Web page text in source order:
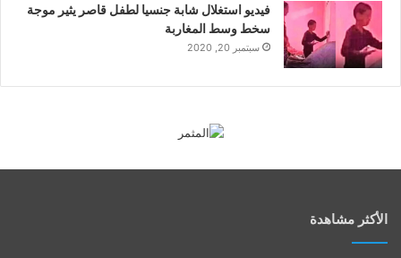
فيديو استغلال شابة جنسيا لطفل قاصر يثير موجة
سخط وسط المغاربة
سبتمبر 20, 2020
الأكثر مشاهدة